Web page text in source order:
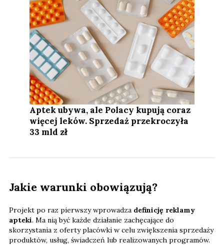
Aptek ubywa, ale Polacy kupują coraz
więcej leków. Sprzedaż przekroczyła
33 mld zł
Jakie warunki obowiązują?
Projekt po raz pierwszy wprowadza definicję reklamy
apteki. Ma nią być każde działanie zachęcające do
skorzystania z oferty placówki w celu zwiększenia sprzedaży
produktów, usług, świadczeń lub realizowanych programów.